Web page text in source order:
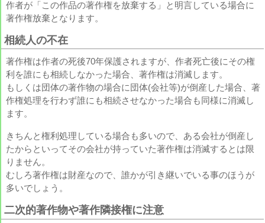
作者が「この作品の著作権を放棄する」と明言している場合に
著作権放棄となります。
相続人の不在
著作権は作者の死後70年保護されますが、作者死亡後にその権
利を誰にも相続しなかった場合、著作権は消滅します。
もしくは団体の著作物の場合に団体(会社等)が倒産した場合、著
作権処理を行わず誰にも相続させなかった場合も同様に消滅し
ます。
きちんと権利処理している場合も多いので、ある会社が倒産し
たからといってその会社が持っていた著作権は消滅するとは限
りません。
むしろ著作権は財産なので、誰かが引き継いでいる事のほうが
多いでしょう。
二次的著作物や著作隣接権に注意